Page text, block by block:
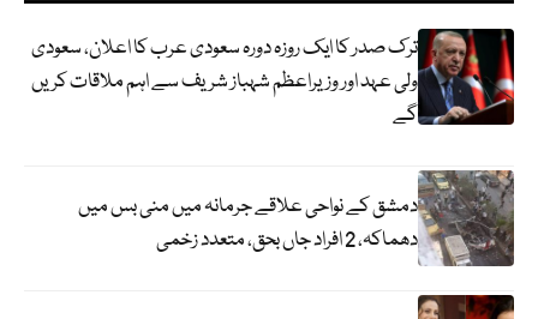
ترک صدر کا ایک روزہ دورہ سعودی عرب کا اعلان، سعودی
ولی عہد اور وزیراعظم شہباز شریف سے اہم ملاقات کریں
گے
دمشق کے نواحی علاقے جرمانہ میں منی بس میں
دھماکہ، 2 افراد جاں بحق، متعدد زخمی